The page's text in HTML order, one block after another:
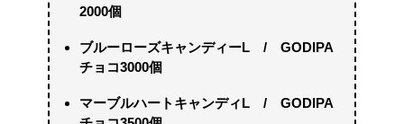
2000個
ブルーローズキャンディーL / GODIPA
チョコ3000個
マーブルハートキャンディL / GODIPA